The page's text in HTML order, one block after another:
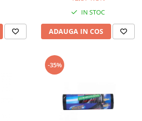
IN STOC
ADAUGA IN COS
-35%